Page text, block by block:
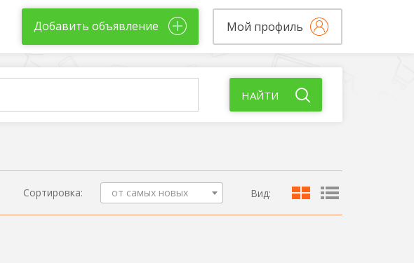
Добавить объявление Мой профиль
НАЙТИ
Сортировка: от самых новых Вид: